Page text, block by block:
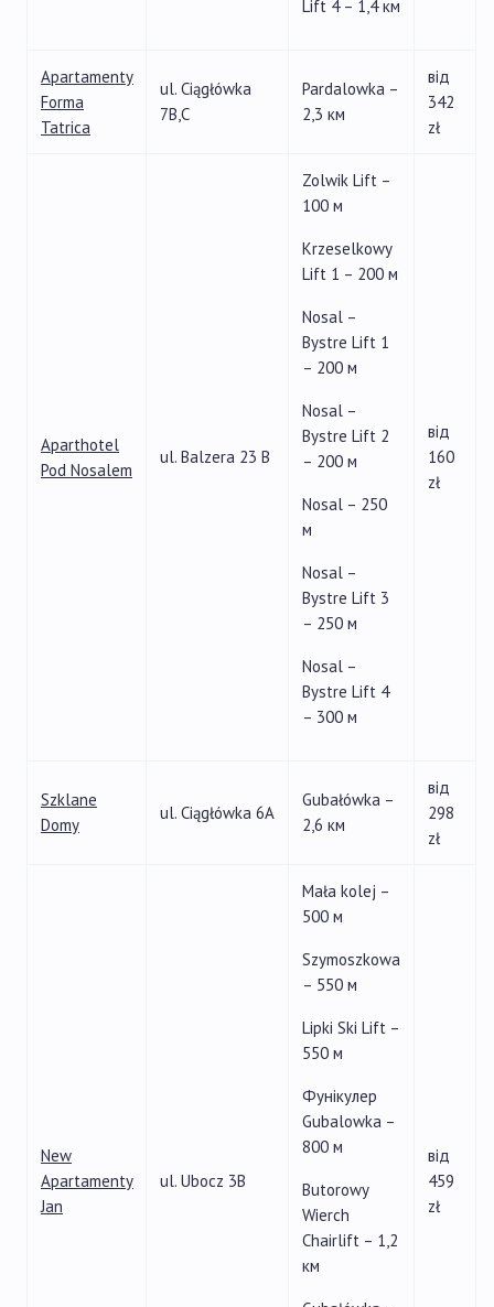
Lift 4 – 1,4 км
Apartamenty
Forma
Tatrica
ul. Ciągłówka
7B,C
Pardalowka –
2,3 км
від
342
zł
Aparthotel
Pod Nosalem
ul. Balzera 23 B
Zolwik Lift –
100 м
Krzeselkowy
Lift 1 – 200 м
Nosal –
Bystre Lift 1
– 200 м
Nosal –
Bystre Lift 2
– 200 м
Nosal – 250
м
Nosal –
Bystre Lift 3
– 250 м
Nosal –
Bystre Lift 4
– 300 м
від
160
zł
Szklane
Domy
ul. Ciągłówka 6A
Gubałówka –
2,6 км
від
298
zł
New
Apartamenty
Jan
ul. Ubocz 3B
Mała kolej –
500 м
Szymoszkowa
– 550 м
Lipki Ski Lift –
550 м
Фунікулер
Gubalowka –
800 м
Butorowy
Wierch
Chairlift – 1,2
км
від
459
zł